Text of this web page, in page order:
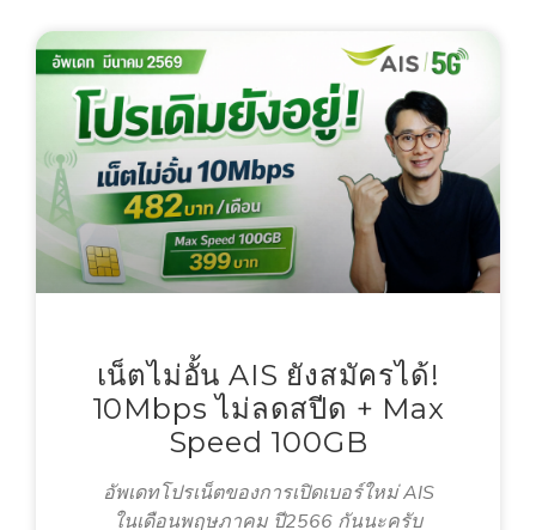
เน็ตไม่อั้น AIS ยังสมัครได้!
10Mbps ไม่ลดสปีด + Max
Speed 100GB
อัพเดทโปรเน็ตของการเปิดเบอร์ใหม่ AIS
ในเดือนพฤษภาคม ปี2566 กันนะครับ